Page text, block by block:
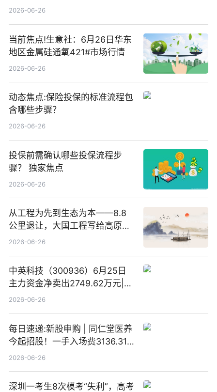
看点
2026-06-26
当前焦点!生意社：6月26日华东
地区金属硅通氧421#市场行情
2026-06-26
动态焦点:保险投保的标准流程包
含哪些步骤？
2026-06-26
投保前需确认哪些投保流程步
骤？ 独家焦点
2026-06-26
从工程为先到生态为本——8.8
公里退让，大国工程写给高原生
灵的温柔情书
2026-06-26
中英科技（300936）6月25日
主力资金净卖出2749.62万元|每
日速看
2026-06-26
每日速递:新股申购 | 同仁堂医养
今起招股！一手入场费3136.31
港元
2026-06-26
深圳一考生8次模考“失利”，高考